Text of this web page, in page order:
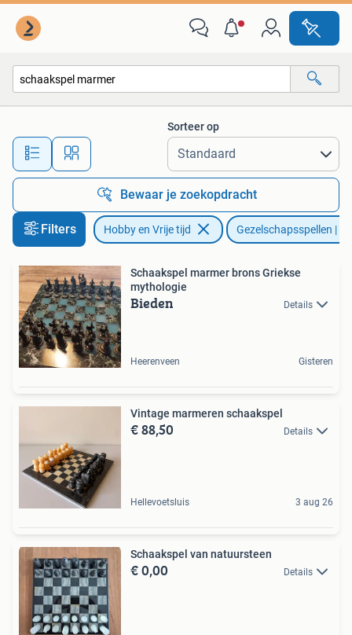
Alle afstanden…
Sorteer op
Bewaar je zoekopdracht
Filters Hobby en Vrije tijd Gezelschapsspellen |
Schaakspel marmer brons Griekse
mythologie
Bieden Details
Heerenveen Gisteren
Vintage marmeren schaakspel
€ 88,50 Details
Hellevoetsluis 3 aug 26
Schaakspel van natuursteen
€ 0,00 Details